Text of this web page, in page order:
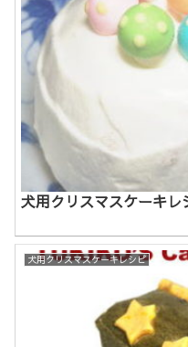
犬用クリスマスケーキレ
犬用クリスマスケーキレシピ